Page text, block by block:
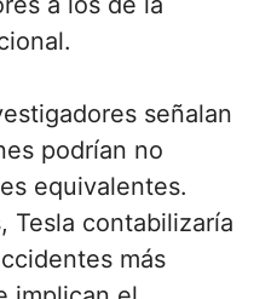
señalan
podrían no
equivalentes.
Tesla contabilizaría
más